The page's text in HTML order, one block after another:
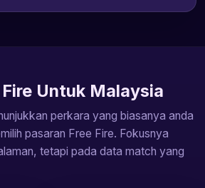
Untuk Malaysia
perkara yang biasanya anda
pasaran Free Fire. Fokusnya
tetapi pada data match yang